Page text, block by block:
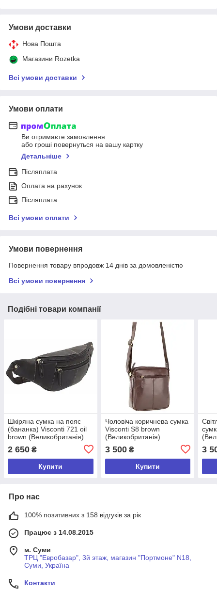
Умови доставки
Нова Пошта
Магазини Rozetka
Всі умови доставки
Умови оплати
Ви отримаєте замовлення
або гроші повернуться на вашу картку
Детальніше
Післяплата
Оплата на рахунок
Післяплата
Всі умови оплати
Умови повернення
Повернення товару впродовж 14 днів за домовленістю
Всі умови повернення
Подібні товари компанії
Шкіряна сумка на пояс
(бананка) Visconti 721 oil
brown (Великобританія)
2 650 ₴
Купити
Чоловіча коричнева сумка
Visconti S8 brown
(Великобританія)
3 500₴
Купити
3
Про нас
100% позитивних з 158 відгуків за рік
Працює з 14.08.2015
м. Суми
ТРЦ "Евробазар", 3й этаж, магазин "Портмоне" N18,
Суми, Україна
Контакти